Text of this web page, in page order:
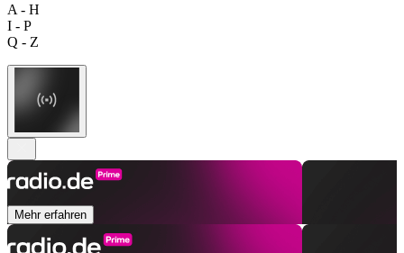
A - H
I - P
Q - Z
Mehr erfahren